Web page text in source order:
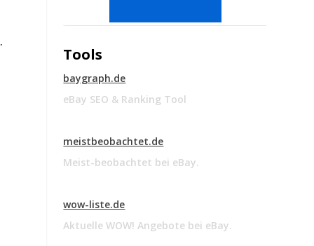
Tools
baygraph.de
eBay SEO & Ranking Tool
meistbeobachtet.de
Meist-beobachtet bei eBay.
wow-liste.de
Aktuelle WOW! Angebote bei eBay.